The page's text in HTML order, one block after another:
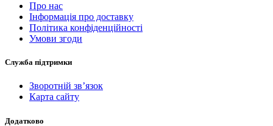
Про нас
Інформація про доставку
Політика конфіденційності
Умови згоди
Служба підтримки
Зворотній зв’язок
Карта сайту
Додатково